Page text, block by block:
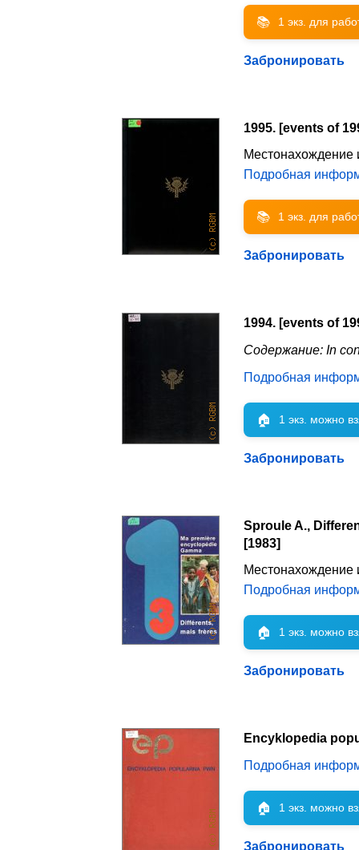
📚 1 экз. для
Забронировать
1995. [events of
Местонахождение
Подробная
📚 1 экз. для
Забронировать
1994. [events of
Содержание: In
Подробная
🏠 1 экз. можно
Забронировать
Sproule A.,
[1983]
Местонахождение
Подробная
🏠 1 экз. можно
Забронировать
Encyklopedia
Подробная
🏠 1 экз. можно
Забронировать